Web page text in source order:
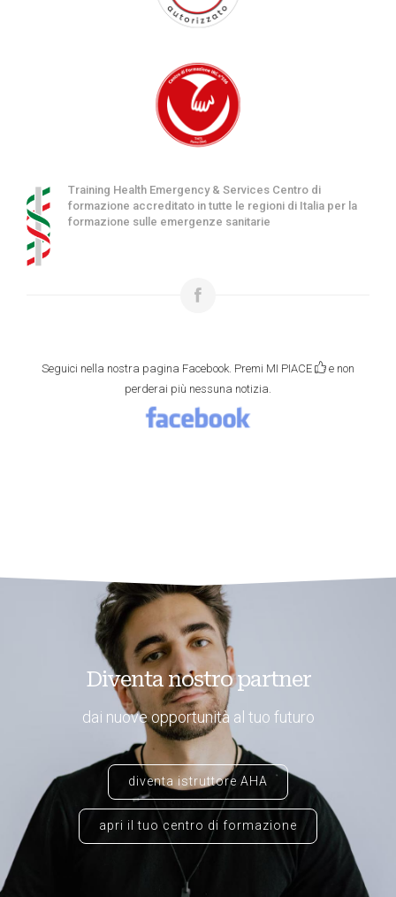
Training Health Emergency & Services Centro di
formazione accreditato in tutte le regioni di Italia per la
formazione sulle emergenze sanitarie
Seguici nella nostra pagina Facebook. Premi MI PIACE
e non
perderai più nessuna notizia.
Diventa nostro partner
dai nuove opportunità al tuo futuro
diventa istruttore AHA
apri il tuo centro di formazione